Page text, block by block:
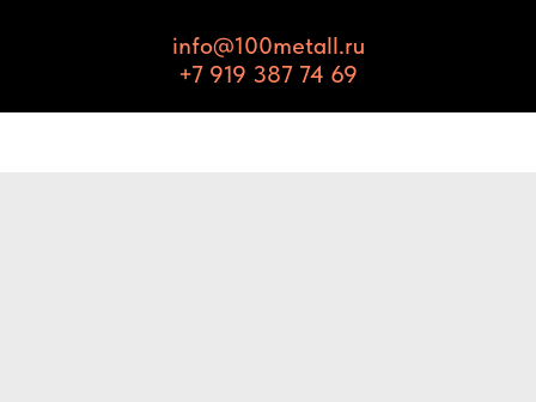
info@100metall.ru
+7 919 387 74 69